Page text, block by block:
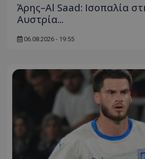
Άρης–Al Saad: Ισοπαλία
Αυστρία...
06.08.2026 - 19:55